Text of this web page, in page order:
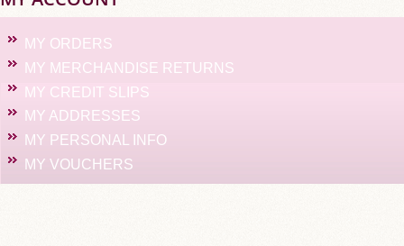
MY ORDERS
MY MERCHANDISE RETURNS
MY CREDIT SLIPS
MY ADDRESSES
MY PERSONAL INFO
MY VOUCHERS